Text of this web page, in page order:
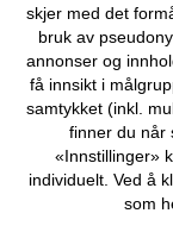
Selskapet
Topkategorier /
skjer med det
bruk av
annonser og
få innsikt i
samtykket (inkl.
finner du når
«Innstillinger»
individuelt. Ved å
som